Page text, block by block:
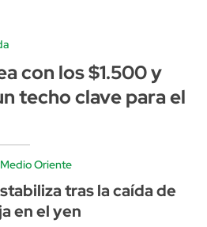
con los $1.500 y
techo clave para el
Oriente
tras la caída de
en el yen